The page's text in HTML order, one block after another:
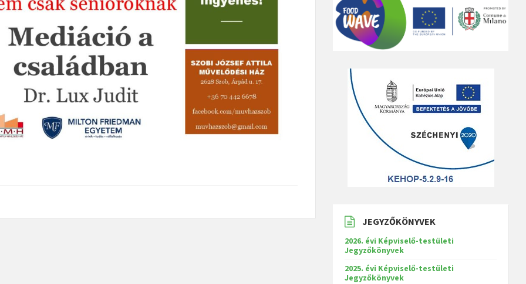
JEGYZŐKÖNYVEK
2026. évi Képviselő-testületi
Jegyzőkönyvek
2025. évi Képviselő-testületi
Jegyzőkönyvek